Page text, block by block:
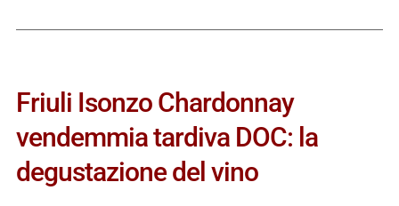
Friuli Isonzo Chardonnay
vendemmia tardiva DOC: la
degustazione del vino